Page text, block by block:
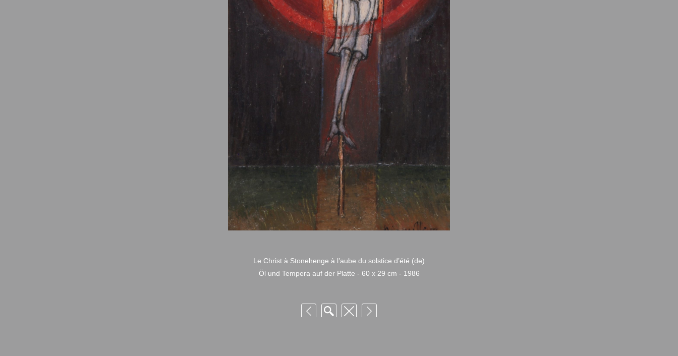
Le Christ à Stonehenge à l’aube du solstice d’été (de)
Öl und Tempera auf der Platte - 60 x 29 cm - 1986